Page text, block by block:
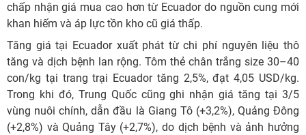
chấp nhận giá mua cao hơn từ Ecuador do nguồn cung mới
khan hiếm và áp lực tồn kho cũ giá thấp.
Tăng giá tại Ecuador xuất phát từ chi phí nguyên liệu thô
tăng và dịch bệnh lan rộng. Tôm thẻ chân trắng size 30–40
con/kg tại trang trại Ecuador tăng 2,5%, đạt 4,05 USD/kg.
Trong khi đó, Trung Quốc cũng ghi nhận giá tăng tại 3/5
vùng nuôi chính, dẫn đầu là Giang Tô (+3,2%), Quảng Đông
(+2,8%) và Quảng Tây (+2,7%), do dịch bệnh và ảnh hưởng